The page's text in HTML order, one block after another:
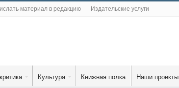
материал в редакцию Издательские услуги
Культура Книжная полка Наши проекты